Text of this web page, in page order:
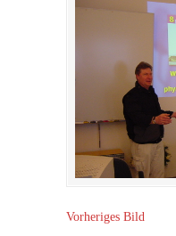
Vorheriges Bild